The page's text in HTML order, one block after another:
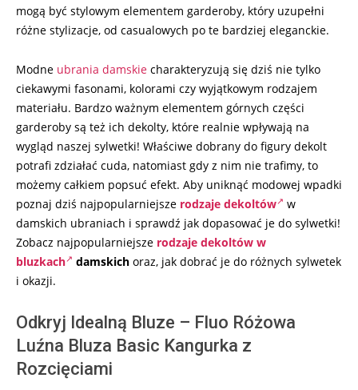
mogą być stylowym elementem garderoby, który uzupełni
różne stylizacje, od casualowych po te bardziej eleganckie.
Modne ubrania damskie charakteryzują się dziś nie tylko
ciekawymi fasonami, kolorami czy wyjątkowym rodzajem
materiału. Bardzo ważnym elementem górnych części
garderoby są też ich dekolty, które realnie wpływają na
wygląd naszej sylwetki! Właściwe dobrany do figury dekolt
potrafi zdziałać cuda, natomiast gdy z nim nie trafimy, to
możemy całkiem popsuć efekt. Aby uniknąć modowej wpadki
poznaj dziś najpopularniejsze rodzaje dekoltów
w
damskich ubraniach i sprawdź jak dopasować je do sylwetki!
Zobacz najpopularniejsze rodzaje dekoltów w
bluzkach
damskich oraz, jak dobrać je do różnych sylwetek
i okazji.
Odkryj Idealną Bluze – Fluo Różowa
Luźna Bluza Basic Kangurka z
Rozcięciami